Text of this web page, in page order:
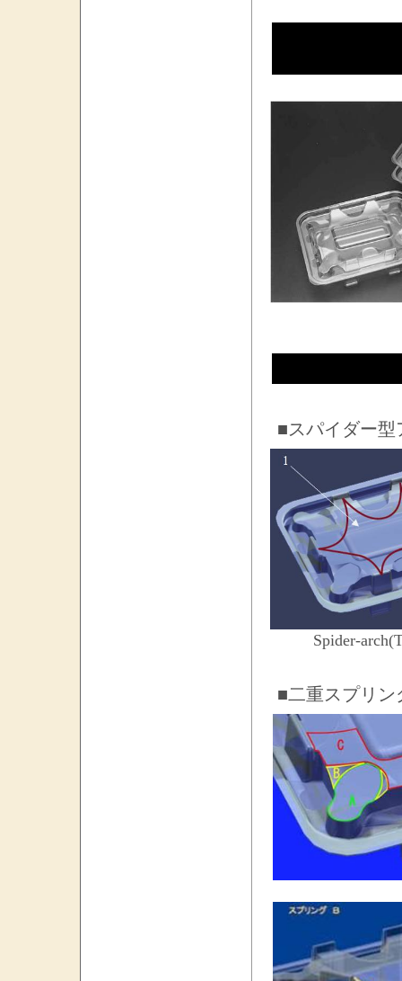
■スパイダー型
Spider-
■二重スプリン